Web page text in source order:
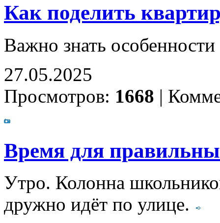
Как поделить
Важно знать
27.05.2025
Просмотров: 1668 |
Время для
Утро. Колонна
дружно идёт по улице.